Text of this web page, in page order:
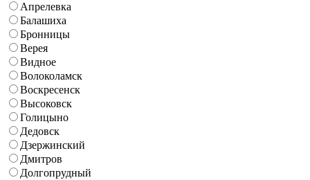
Апрелевка
Балашиха
Бронницы
Верея
Видное
Волоколамск
Воскресенск
Высоковск
Голицыно
Дедовск
Дзержинский
Дмитров
Долгопрудный